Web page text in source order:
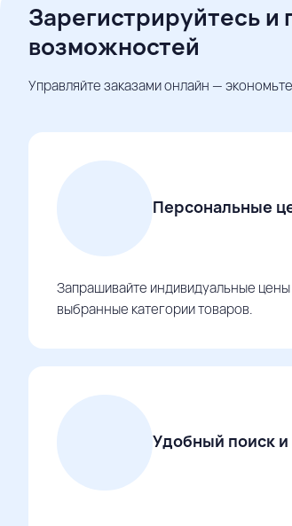
Зарегистрируйтесь
возможностей
Управляйте заказами онлайн —
Персональные
Запрашивайте индивидуальные
выбранные категории товаров.
Удобный поиск